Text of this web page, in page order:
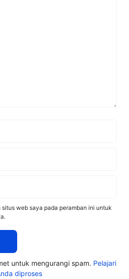
situs web saya pada peramban ini untuk
untuk mengurangi spam. Pelajari
diproses